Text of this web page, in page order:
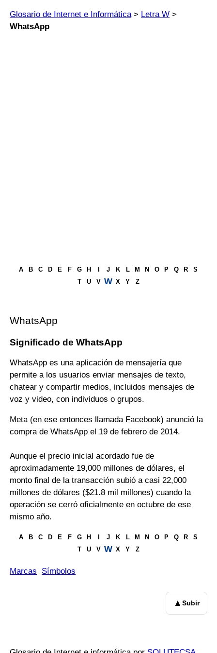
Glosario de Internet e Informática> Letra W >
WhatsApp
A B C D E F G H J K L M N O P Q R
S
T
U V W X Y Z
WhatsApp
Significado de WhatsApp
WhatsApp es una aplicación de mensajería que
permite a los usuarios enviar mensajes de texto,
chatear y compartir medios, incluidos mensajes de
voz y video, con individuos o grupos.
Meta (en ese entonces llamada Facebook) anunció la
compra de WhatsApp el 19 de febrero de 2014.
Aunque el precio inicial acordado fue de
aproximadamente 19,000 millones de dólares, el
monto final de la transacción subió a casi 22,000
millones de dólares ($21.8 mil millones) cuando la
operación se cerró oficialmente en octubre de ese
mismo año.
A B C D E F G H J K L M N O P Q R
S
T
U V W X Y Z
Marcas Símbolos
▲ Subir